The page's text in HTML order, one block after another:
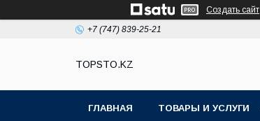
Создать сайт
+7 (747) 839-25-21
TOPSTO.KZ
ГЛАВНАЯ ТОВАРЫ И УСЛУГИ